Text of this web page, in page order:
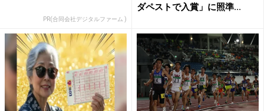
PR(合同会社デジタルファーム )
ダペストで入賞」に照準...